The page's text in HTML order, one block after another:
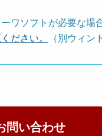
ワソフトが必要な場
ださい。
（別ウィン
問い合わせ